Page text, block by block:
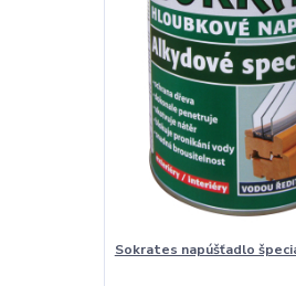
Sokrates napúšťadlo